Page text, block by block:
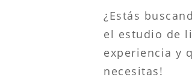
¿Estás
el estudio de
experiencia y
necesitas!